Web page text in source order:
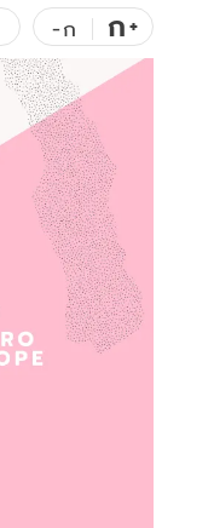
ดูทีวี
WeTV
-ก ก+